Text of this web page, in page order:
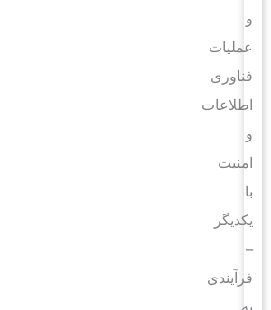
عملیات
فناوری
اطلاعات
امنیت
یکدیگر
فرآیندی